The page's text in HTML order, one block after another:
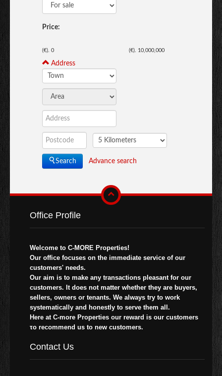
Price:
(€). 0 (€). 10,000,000
Address
Search Advance search
Office Profile
Welcome to C-MORE Properties!
Our office focuses on the immediate service of our
customers' needs.
Our aim is to make any transactions pleasant for our
customers. It does not matter whether they are buyers,
sellers, owners or tenants. We always try to work
systematically and honestly to serve them all.
Here at C-more Properties our reward is our customers
το recommend us to new customers.
Contact Us